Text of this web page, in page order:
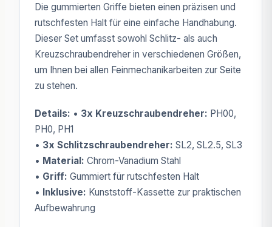
Die gummierten Griffe bieten einen präzisen und
rutschfesten Halt für eine einfache Handhabung.
Dieser Set umfasst sowohl Schlitz- als auch
Kreuzschraubendreher in verschiedenen Größen,
um Ihnen bei allen Feinmechanikarbeiten zur Seite
zu stehen.
Details: • 3x Kreuzschraubendreher: PH00,
PH0, PH1
• 3x Schlitzschraubendreher: SL2, SL2.5, SL3
• Material: Chrom-Vanadium Stahl
• Griff: Gummiert für rutschfesten Halt
• Inklusive: Kunststoff-Kassette zur praktischen
Aufbewahrung